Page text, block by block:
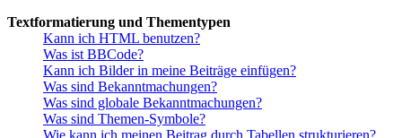
Textformatierung und Thementypen
Kann ich HTML benutzen?
Was ist BBCode?
Kann ich Bilder in meine Beiträge einfügen?
Was sind Bekanntmachungen?
Was sind globale Bekanntmachungen?
Was sind Themen-Symbole?
Wie kann ich meinen Beitrag durch Tabellen strukturieren?